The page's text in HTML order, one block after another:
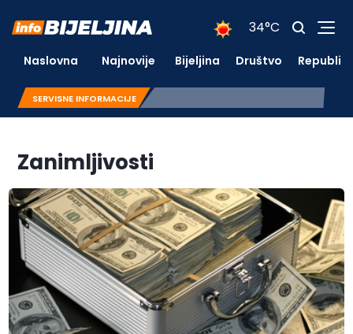
34°C
Naslovna Najnovije Bijeljina Društvo
SERVISNE INFORMACIJE
Zanimljivosti